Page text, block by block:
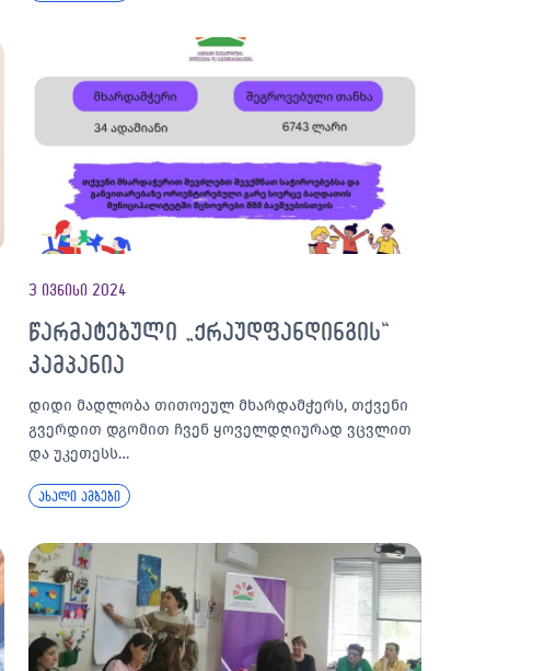
3 ივნისი 2024
წარმატებული „ქრაუდფანდინგის“
კამპანია
დიდი მადლობა თითოეულ მხარდამჭერს, თქვენი
გვერდით დგომით ჩვენ ყოველდღიურად ვცვლით
და უკეთესს…
ახალი ამბები